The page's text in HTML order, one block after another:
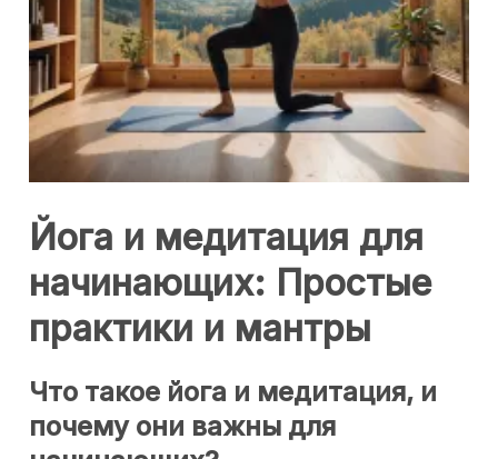
Йога и медитация для
начинающих: Простые
практики и мантры
Что такое йога и медитация, и
почему они важны для